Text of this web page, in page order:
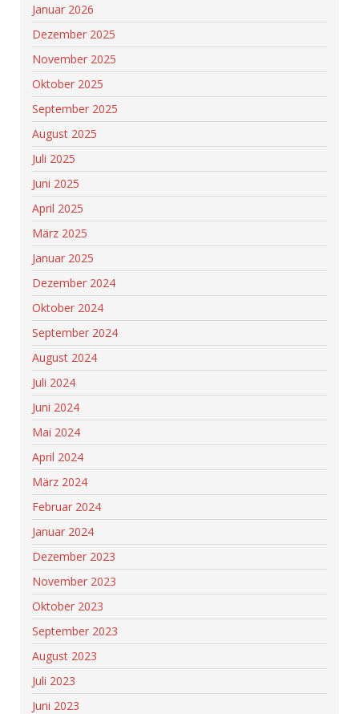
Januar 2026
Dezember 2025
November 2025
Oktober 2025
September 2025
August 2025
Juli 2025
Juni 2025
April 2025
März 2025
Januar 2025
Dezember 2024
Oktober 2024
September 2024
August 2024
Juli 2024
Juni 2024
Mai 2024
April 2024
März 2024
Februar 2024
Januar 2024
Dezember 2023
November 2023
Oktober 2023
September 2023
August 2023
Juli 2023
Juni 2023